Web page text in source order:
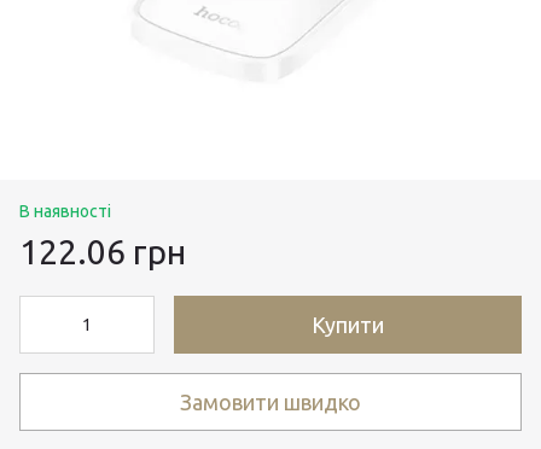
В наявності
122.06 грн
Купити
Замовити швидко